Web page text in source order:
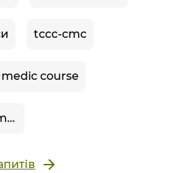
tccc-cmc
course
combat medic corpsman